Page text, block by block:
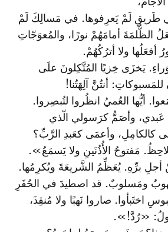
طَريقٍ لَمْ يَعرِفوها. في مَسالِكَ لَمْ
الظُّلمَةَ أمامَهُمْ نورًا، والمُعوَجّاتِ
أفعَلُها ولا أترُكُهُمْ.
يَخزَى خِزيًا المُتَّكِلونَ علَى
للمَسبوكاتِ: أنتُنَّ آلِهَتُنا!
أيُّها العُميُ انظُروا لتُبصِروا.
عَبدي، وأصَمُّ كرَسولي الّذي
كالكامِلِ، وأعمَى كعَبدِ الرَّبِّ؟
مَفتوحُ الأُذُنَينِ ولا يَسمَعُ».
برِّهِ. يُعَظِّمُ الشَّريعَةَ ويُكرِمُها.
ومَسلوبٌ. قد اصطيدَ في الحُفَرِ
اختَبأوا. صاروا نَهبًا ولا مُنقِذَ،
«رُدَّ!».